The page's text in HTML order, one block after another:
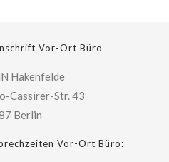
Vor-Ort Büro
Hakenfelde
Cassirer-Str. 43
Berlin
Vor-Ort Büro: